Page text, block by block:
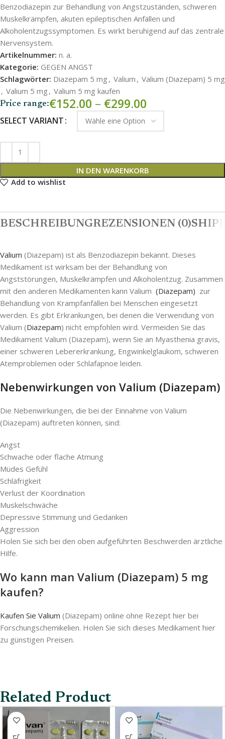
Benzodiazepin zur Behandlung von Angstzuständen, schweren
Muskelkrämpfen, akuten epileptischen Anfällen und
Alkoholentzugssymptomen. Es wirkt beruhigend auf das zentrale
Nervensystem.
Artikelnummer: n. a.
Kategorie: GEGEN ANGST
Schlagwörter: Diazepam 5 mg , Valium , Valium (Diazepam) 5 mg
, Valium 5 mg , Valium 5 mg kaufen
Price range:€152.00 – €299.00
SELECT VARIANT
IN DEN WARENKORB
Add to wishlist
BESCHREIBUNGREZENSIONEN (0)
Valium (Diazepam) ist als Benzodiazepin bekannt. Dieses
Medikament ist wirksam bei der Behandlung von
Angststörungen, Muskelkrämpfen und Alkoholentzug. Zusammen
mit den anderen Medikamenten kann Valium (Diazepam) zur
Behandlung von Krampfanfällen bei Menschen eingesetzt
werden. Es gibt Erkrankungen, bei denen die Verwendung von
Valium (Diazepam) nicht empfohlen wird. Vermeiden Sie das
Medikament Valium (Diazepam), wenn Sie an Myasthenia gravis,
einer schweren Lebererkrankung, Engwinkelglaukom, schweren
Atemproblemen oder Schlafapnoe leiden.
Nebenwirkungen von Valium (Diazepam)
Die Nebenwirkungen, die bei der Einnahme von Valium
(Diazepam) auftreten können, sind:
Angst
Schwache oder flache Atmung
Müdes Gefühl
Schläfrigkeit
Verlust der Koordination
Muskelschwäche
Depressive Stimmung und Gedanken
Aggression
Holen Sie sich bei den oben aufgeführten Beschwerden ärztliche
Hilfe.
Wo kann man Valium (Diazepam) 5 mg
kaufen?
Kaufen Sie Valium (Diazepam) online ohne Rezept hier bei
Forschungschemikelien. Holen Sie sich dieses Medikament hier
zu günstigen Preisen.
Related Product